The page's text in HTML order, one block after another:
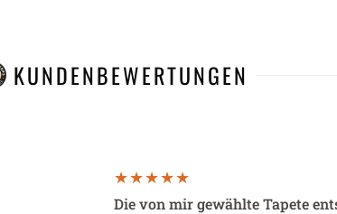
KUNDENBEWERTUNGEN
Die von mir gewählte Tapete